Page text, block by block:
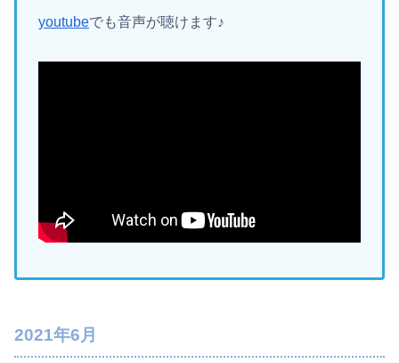
youtubeでも音声が聴けます♪
2021年6月